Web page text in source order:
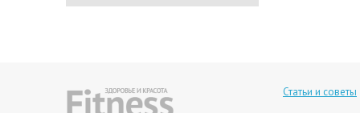
Статьи и советы